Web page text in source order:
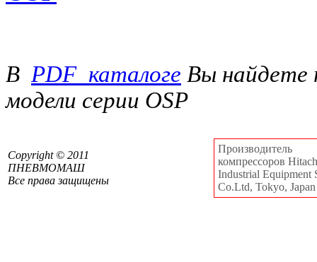
В PDF_каталоге Вы найдете
модели серии OSP
Сopyright © 2011
ПНЕВМОМАШ
Все права защищены
Производитель
компрессоров
Industrial Equipment
Co.Ltd, Tokyo, Japan